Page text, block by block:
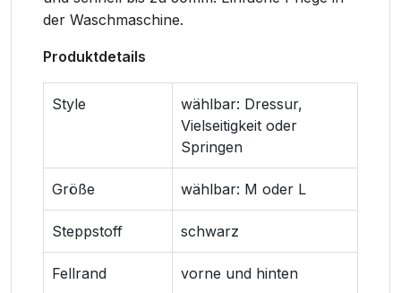
der Waschmaschine.
Produktdetails
Style
wählbar: Dressur,
Vielseitigkeit oder
Springen
Größe wählbar: M oder L
Steppstoff schwarz
Fellrand vorne und hinten